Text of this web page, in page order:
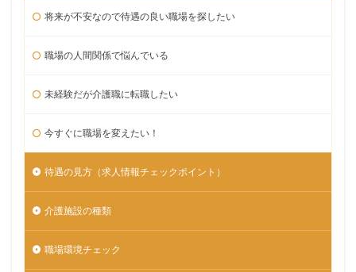
将来が不安なので待遇の良い職場を探したい
職場の人間関係で悩んでいる
未経験だが介護職に転職したい
今すぐに職場を変えたい！
待遇の見方（求人情報チェックポイント）
介護施設の種類
職場環境チェック